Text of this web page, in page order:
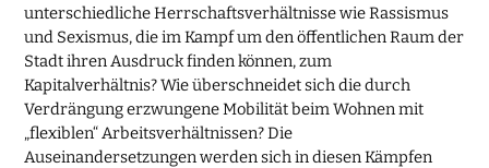
unterschiedliche Herrschaftsverhältnisse wie Rassismus
und Sexismus, die im Kampf um den öffentlichen Raum der
Stadt ihren Ausdruck finden können, zum
Kapitalverhältnis? Wie überschneidet sich die durch
Verdrängung erzwungene Mobilität beim Wohnen mit
„flexiblen“ Arbeitsverhältnissen? Die
Auseinandersetzungen werden sich in diesen Kämpfen